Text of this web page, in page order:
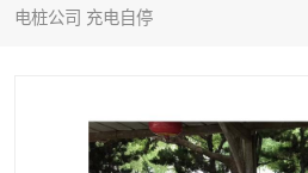
电桩公司 充电自停